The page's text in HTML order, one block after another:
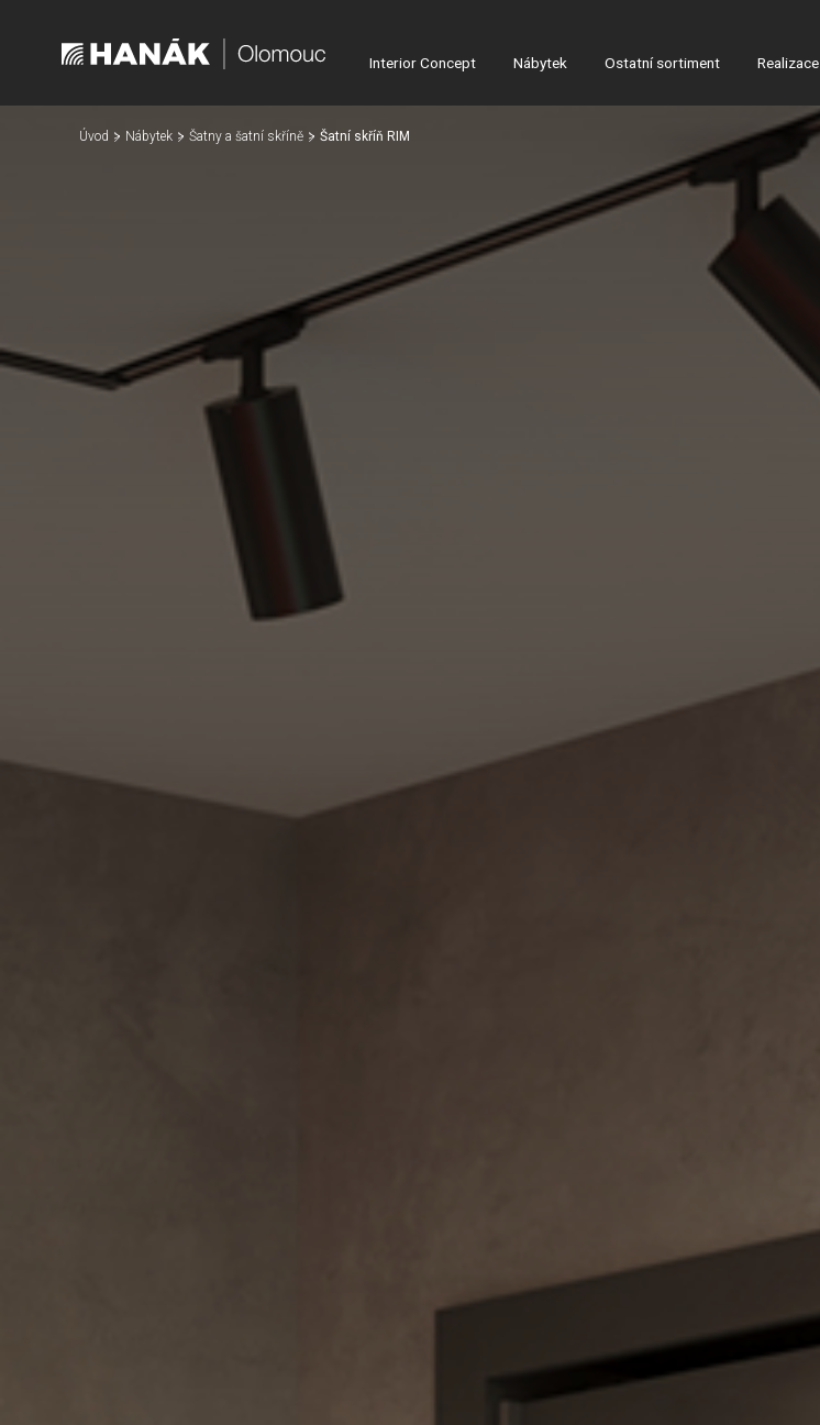
Interior Concept Nábytek Ostatní sortiment Realizace
Úvod Nábytek Šatny a šatní skříně Šatní skříň RIM